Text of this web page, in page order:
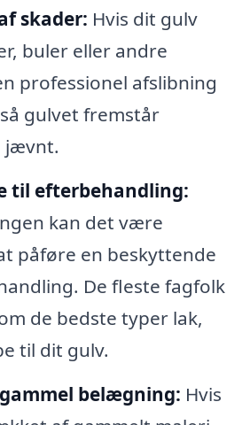
skader: Hvis dit gulv
buler eller andre
professionel afslibning
gulvet fremstår
jævnt.
til efterbehandling:
kan det være
påføre en beskyttende
De fleste fagfolk
de bedste typer lak,
til dit gulv.
belægning: Hvis